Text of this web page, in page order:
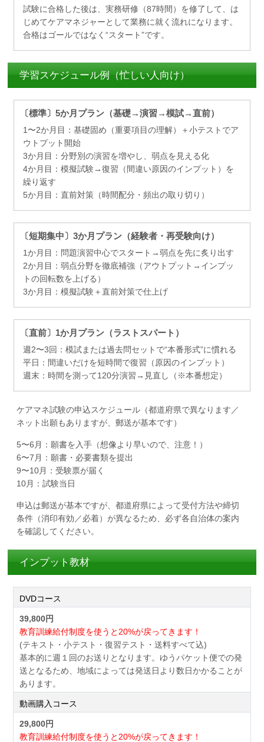
試験に合格した後は、実務研修（87時間）を修了して、は
じめてケアマネジャーとして業務に就く流れになります。
合格はゴールではなく“スタート”です。
学習スケジュール例（忙しい人向け）
〔標準〕5か月プラン（基礎→演習→模試→直前）
1〜2か月目：基礎固め（重要項目の理解）＋小テストでア
ウトプット開始
3か月目：分野別の演習を増やし、弱点を見える化
4か月目：模擬試験→復習（間違い原因のインプット）を
繰り返す
5か月目：直前対策（時間配分・頻出の取り切り）
〔短期集中〕3か月プラン（経験者・再受験向け）
1か月目：問題演習中心でスタート→弱点を先に炙り出す
2か月目：弱点分野を徹底補強（アウトプット→インプッ
トの回転数を上げる）
3か月目：模擬試験＋直前対策で仕上げ
〔直前〕1か月プラン（ラストスパート）
週2〜3回：模試または過去問セットで“本番形式”に慣れる
平日：間違いだけを短時間で復習（原因のインプット）
週末：時間を測って120分演習→見直し（※本番想定）
ケアマネ試験の申込スケジュール（都道府県で異なります／
ネット出願もありますが、郵送が基本です）
5〜6月：願書を入手（想像より早いので、注意！）
6〜7月：願書・必要書類を提出
9〜10月：受験票が届く
10月：試験当日
申込は郵送が基本ですが、都道府県によって受付方法や締切
条件（消印有効／必着）が異なるため、必ず各自治体の案内
を確認してください。
インプット教材
DVDコース
39,800円
教育訓練給付制度を使うと20%が戻ってきます！
(テキスト・小テスト・復習テスト・送料すべて込)
基本的に週１回のお送りとなります。ゆうパケット便での発
送となるため、地域によっては発送日より数日かかることが
あります。
動画購入コース
29,800円
教育訓練給付制度を使うと20%が戻ってきます！